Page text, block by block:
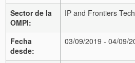
Sector de la
OMPI:
IP and Frontiers
Fecha
desde:
03/09/2019 - 04/09/